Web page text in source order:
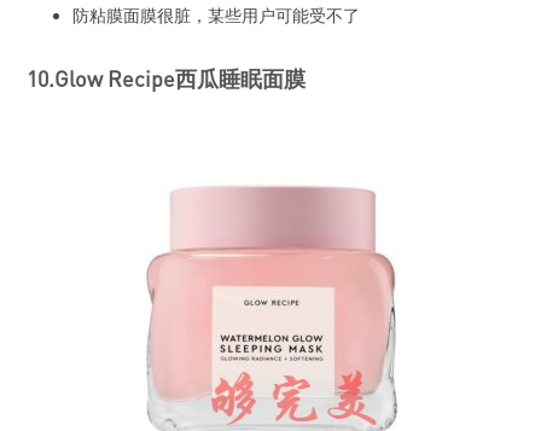
防粘膜面膜很脏，某些用户可能受不了
10.Glow Recipe西瓜睡眠面膜